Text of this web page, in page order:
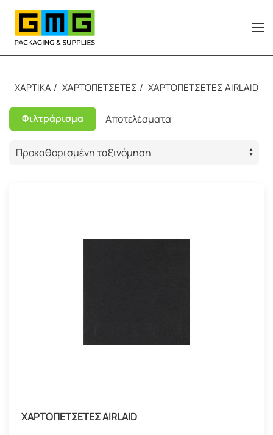
Skip to main content
ΧΑΡΤΙΚΑ ΧΑΡΤΟΠΕΤΣΕΤΕΣ ΧΑΡΤΟΠΕΤΣΕΤΕΣ AIRLAID
Φιλτράρισμα Αποτελέσματα
ΧΑΡΤΟΠΕΤΣΕΤΕΣ AIRLAID